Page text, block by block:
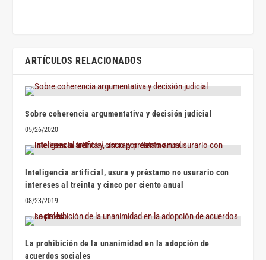
ARTÍCULOS RELACIONADOS
Sobre coherencia argumentativa y decisión judicial
05/26/2020
Inteligencia artificial, usura y préstamo no usurario con
intereses al treinta y cinco por ciento anual
08/23/2019
La prohibición de la unanimidad en la adopción de
acuerdos sociales